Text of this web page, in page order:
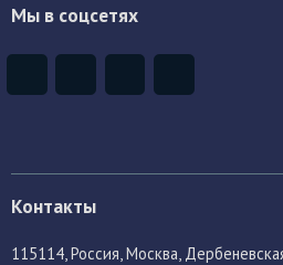
Мы в соцсетях
Контакты
115114 , Россия, Москва,